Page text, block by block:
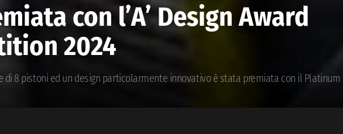
con l’A’ Design Award
2024
di 8 pistoni ed un design particolarmente innovativo è stata premiata con il Platinum